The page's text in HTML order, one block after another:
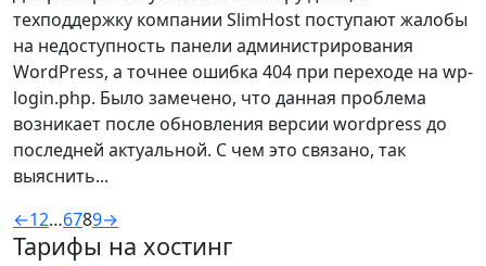
техподдержку компании SlimHost поступают жалобы
на недоступность панели администрирования
WordPress, а точнее ошибка 404 при переходе на wp-
login.php. Было замечено, что данная проблема
возникает после обновления версии wordpress до
последней актуальной. С чем это связано, так
выяснить...
←12…6789→
Тарифы на хостинг